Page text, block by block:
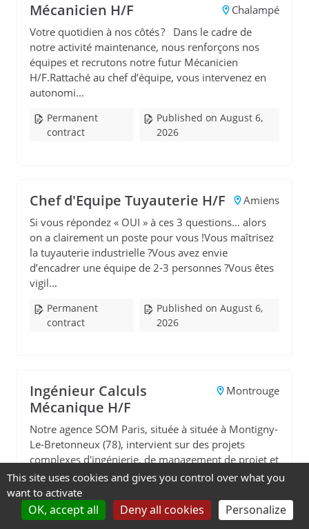
Mécanicien H/F
Chalampé
Votre quotidien à nos côtés ? Dans le cadre de
notre activité maintenance, nous renforçons nos
équipes et recrutons notre futur Mécanicien
H/F.Rattaché au chef d’équipe, vous intervenez en
autonomi...
Permanent
contract
Published on August 6,
2026
Chef d'Equipe Tuyauterie H/F
Amiens
Si vous répondez « OUI » à ces 3 questions… alors
on a clairement un poste pour vous !Vous maîtrisez
la tuyauterie industrielle ?Vous avez envie
d’encadrer une équipe de 2-3 personnes ?Vous êtes
vigil...
Permanent
contract
Published on August 6,
2026
Ingénieur Calculs
Mécanique H/F
Montrouge
Notre agence SOM Paris, située à située à Montigny-
Le-Bretonneux (78), intervient sur des projets
complexes d'ingénierie, de management de projet et
d'assistance à maîtrise d'ouvrage dans le domaine
d...
Permanent
Published on August 6,
This site uses cookies and gives you control over what you
want to activate
OK, accept all Deny all cookies Personalize